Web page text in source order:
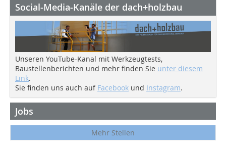
Social-Media-Kanäle der dach+holzbau
Unseren YouTube-Kanal mit Werkzeugtests,
Baustellenberichten und mehr finden Sie unter diesem
Link.
Sie finden uns auch auf Facebook und Instagram.
Jobs
Mehr Stellen